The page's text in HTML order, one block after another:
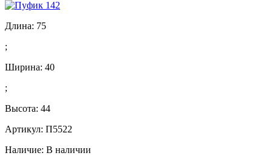
Длина: 75
;
Ширина: 40
;
Высота: 44
Артикул: П5522
Наличие: В наличии